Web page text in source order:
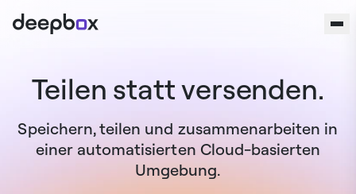
Teilen statt versenden.
Speichern, teilen und zusammenarbeiten in
einer automatisierten Cloud-basierten
Umgebung.